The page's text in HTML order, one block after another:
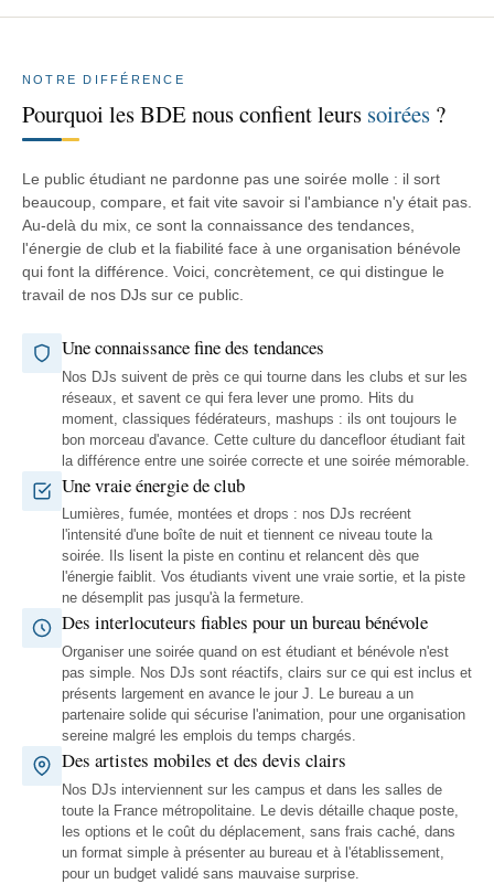
NOTRE DIFFÉRENCE
Pourquoi les BDE nous confient leurs soirées ?
Le public étudiant ne pardonne pas une soirée molle : il sort
beaucoup, compare, et fait vite savoir si l'ambiance n'y était pas.
Au-delà du mix, ce sont la connaissance des tendances,
l'énergie de club et la fiabilité face à une organisation bénévole
qui font la différence. Voici, concrètement, ce qui distingue le
travail de nos DJs sur ce public.
Une connaissance fine des tendances
Nos DJs suivent de près ce qui tourne dans les clubs et sur les
réseaux, et savent ce qui fera lever une promo. Hits du
moment, classiques fédérateurs, mashups : ils ont toujours le
bon morceau d'avance. Cette culture du dancefloor étudiant fait
la différence entre une soirée correcte et une soirée mémorable.
Une vraie énergie de club
Lumières, fumée, montées et drops : nos DJs recréent
l'intensité d'une boîte de nuit et tiennent ce niveau toute la
soirée. Ils lisent la piste en continu et relancent dès que
l'énergie faiblit. Vos étudiants vivent une vraie sortie, et la piste
ne désemplit pas jusqu'à la fermeture.
Des interlocuteurs fiables pour un bureau bénévole
Organiser une soirée quand on est étudiant et bénévole n'est
pas simple. Nos DJs sont réactifs, clairs sur ce qui est inclus et
présents largement en avance le jour J. Le bureau a un
partenaire solide qui sécurise l'animation, pour une organisation
sereine malgré les emplois du temps chargés.
Des artistes mobiles et des devis clairs
Nos DJs interviennent sur les campus et dans les salles de
toute la France métropolitaine. Le devis détaille chaque poste,
les options et le coût du déplacement, sans frais caché, dans
un format simple à présenter au bureau et à l'établissement,
pour un budget validé sans mauvaise surprise.